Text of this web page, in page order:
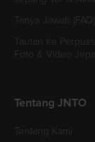
Tentang JNTO